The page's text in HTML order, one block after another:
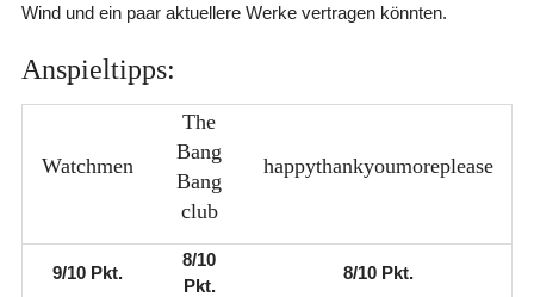
Wind und ein paar aktuellere Werke vertragen könnten.
Anspieltipps:
Watchmen
The
Bang
Bang
club
happythankyoumoreplease
9/10 Pkt.
8/10
Pkt.
8/10 Pkt.